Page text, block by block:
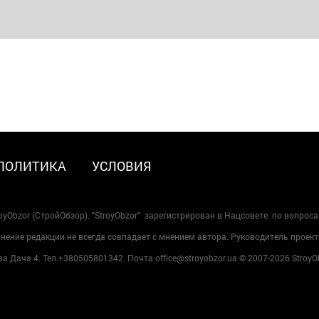
УСЛОВИЯ
(СтройОбзор). "StroyObzor" зарегистрирован в Нацсовете по
редакции не всегда совпадает с мнением автора. Руководитель
Дача 4. Тел.+380505801342. Почта office@stroyobzor.ua © 2007-2026